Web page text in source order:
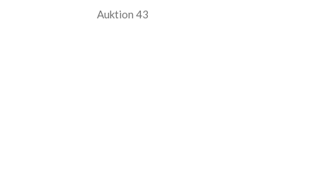
Auktion 43